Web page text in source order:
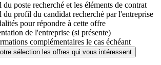
du poste recherché et les éléments de contrat
du profil du candidat recherché par l'entreprise
pour répondre à cette offre
de l'entreprise (si présente)
complémentaires le cas échéant
sélection les offres qui vous intéressent